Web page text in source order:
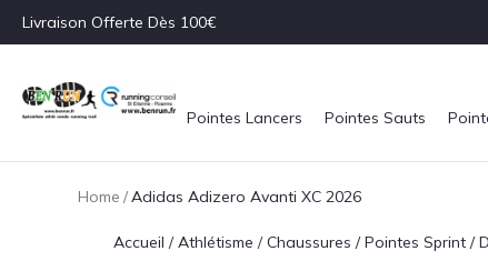
Livraison Offerte Dès 100€
Pointes Lancers Pointes Sauts
Home /Adidas Adizero Avanti XC 2026
Accueil /Athlétisme /Chaussures / Pointes Sprint /